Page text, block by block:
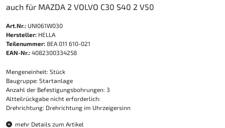
auch für MAZDA 2 VOLVO C30 S40 2 V50
Art.Nr.: UNI061W030
Hersteller: HELLA
Teilenummer: 8EA 011 610-021
EAN-Nr.: 4082300334258
Mengeneinheit: Stück
Baugruppe: Startanlage
Anzahl der Befestigungsbohrungen: 3
Altteilrückgabe nicht erforderlich:
Drehrichtung: Drehrichtung im Uhrzeigersinn
mehr Details zum Artikel